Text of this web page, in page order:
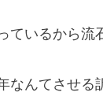
いるから流
んてさせる